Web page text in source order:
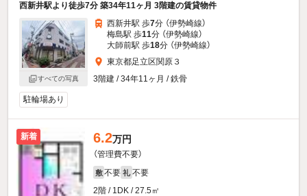
西新井駅より徒歩7分 築34年11ヶ月 3階建の賃貸物件
すべての写真
西新井駅 歩7分 （伊勢崎線）
梅島駅 歩11分 （伊勢崎線）
大師前駅 歩18分 （伊勢崎線）
東京都足立区関原３
3階建 / 34年11ヶ月 / 鉄骨
駐輪場あり
新着 6.2万円
（管理費不要）
敷 不要 礼 不要
2階 / 1DK / 27.5㎡